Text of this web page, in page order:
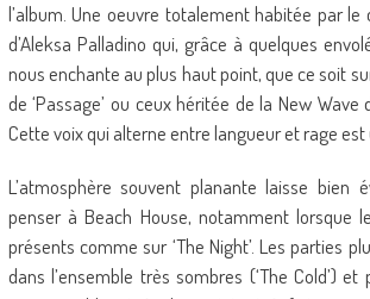
l’album. Une oeuvre totalement habitée par
d’Aleksa Palladino qui, grâce à quelques
nous enchante au plus haut point, que ce soit
de ‘Passage’ ou ceux héritée de la New Wave
Cette voix qui alterne entre langueur et rage
L’atmosphère souvent planante laisse bien
penser à Beach House, notamment lorsque
présents comme sur ‘The Night’. Les parties
dans l’ensemble très sombres (‘The Cold’)